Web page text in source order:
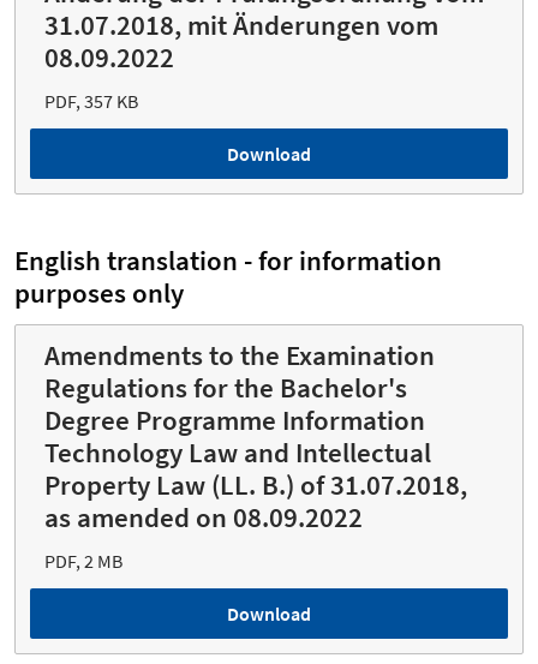
31.07.2018, mit Änderungen vom
08.09.2022
PDF, 357 KB
Download
English translation - for information
purposes only
Amendments to the Examination
Regulations for the Bachelor's
Degree Programme Information
Technology Law and Intellectual
Property Law (LL. B.) of 31.07.2018,
as amended on 08.09.2022
PDF, 2 MB
Download